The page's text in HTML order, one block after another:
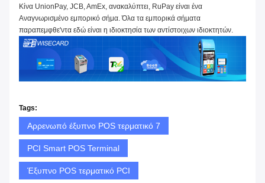
Κίνα UnionPay, JCB, AmEx, ανακαλύπτει, RuPay είναι ένα
Αναγνωρισμένο εμπορικό σήμα. Όλα τα εμπορικά σήματα
παραπεμφθε'ντα εδώ είναι η ιδιοκτησία των αντίστοιχων ιδιοκτητών.
Tags:
Αρρενωπό έξυπνο POS τερματικό 7
PCI Smart POS Terminal
Έξυπνο POS τερματικό PCI